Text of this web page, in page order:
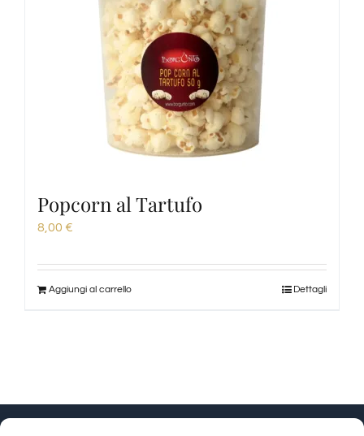
Popcorn al Tartufo
8,00 €
Aggiungi al carrello Dettagli